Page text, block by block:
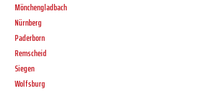
Mönchengladbach
Nürnberg
Paderborn
Remscheid
Siegen
Wolfsburg